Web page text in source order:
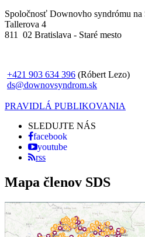
Spoločnosť Downovho syndrómu na
Tallerova 4
811 02 Bratislava - Staré mesto
+421 903 634 396 (Róbert Lezo)
ds@downovsyndrom.sk
PRAVIDLÁ PUBLIKOVANIA
SLEDUJTE NÁS
facebook
youtube
rss
Mapa členov SDS